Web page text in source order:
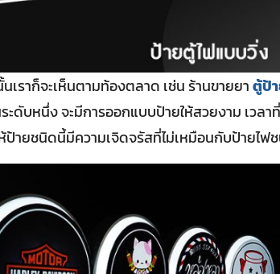
ราก็จะเห็นตามท้องตลาด เช่น ร้านขายยาตู้ป้
ะดับหนึ่ง จะมีการออกแบบป้ายให้สวยงาม เวล
ป้ายชนิดนี้มีความเจิดจรัสที่ไม่เหมือนกับป้ายไฟ